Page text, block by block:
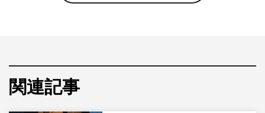
を解決していく姿を描く、前代未聞のミステリーだ。
関連記事